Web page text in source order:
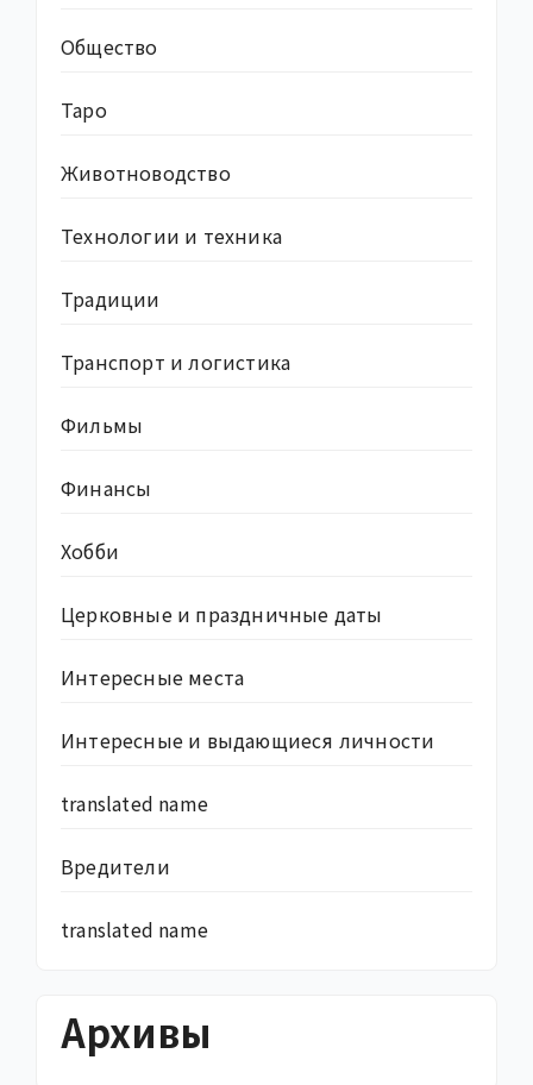
Общество
Таро
Животноводство
Технологии и техника
Традиции
Транспорт и логистика
Фильмы
Финансы
Хобби
Церковные и праздничные даты
Интересные места
Интересные и выдающиеся личности
translated name
Вредители
translated name
Архивы